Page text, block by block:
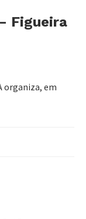
Figueira
organiza, em